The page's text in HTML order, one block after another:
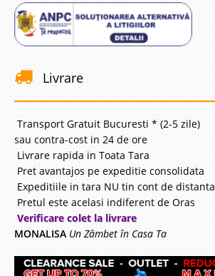
Livrare
Transport Gratuit Bucuresti * (2-5 zile)
sau contra-cost in 24 de ore
Livrare rapida in Toata Tara
Pret avantajos pe expeditie consolidata
Expeditiile in tara NU tin cont de distanta
Pretul este acelasi indiferent de Oras
Verificare colet la livrare
MONALISA Un Zâmbet în Casa Ta